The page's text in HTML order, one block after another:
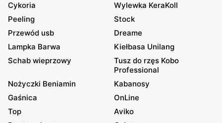
Cykoria
Wylewka KeraKoll
Peeling
Stock
Przewód usb
Dreame
Lampka Barwa
Kiełbasa Unilang
Schab wieprzowy
Tusz do rzęs Kobo
Professional
Nożyczki Beniamin
Kabanosy
Gaśnica
OnLine
Top
Aviko